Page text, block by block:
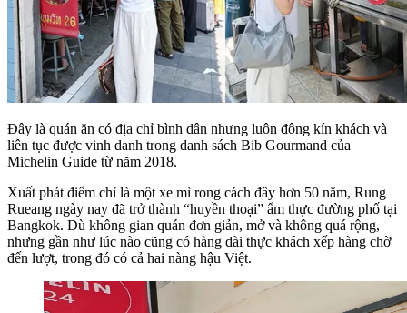
Đây là quán ăn có địa chỉ bình dân nhưng luôn đông kín khách và
liên tục được vinh danh trong danh sách Bib Gourmand của
Michelin Guide từ năm 2018.
Xuất phát điểm chỉ là một xe mì rong cách đây hơn 50 năm, Rung
Rueang ngày nay đã trở thành “huyền thoại” ẩm thực đường phố tại
Bangkok. Dù không gian quán đơn giản, mở và không quá rộng,
nhưng gần như lúc nào cũng có hàng dài thực khách xếp hàng chờ
đến lượt, trong đó có cả hai nàng hậu Việt.